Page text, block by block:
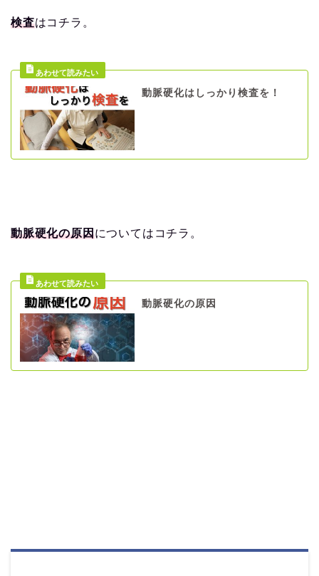
検査はコチラ。
動脈硬化はしっかり検査を！
動脈硬化の原因についてはコチラ。
動脈硬化の原因